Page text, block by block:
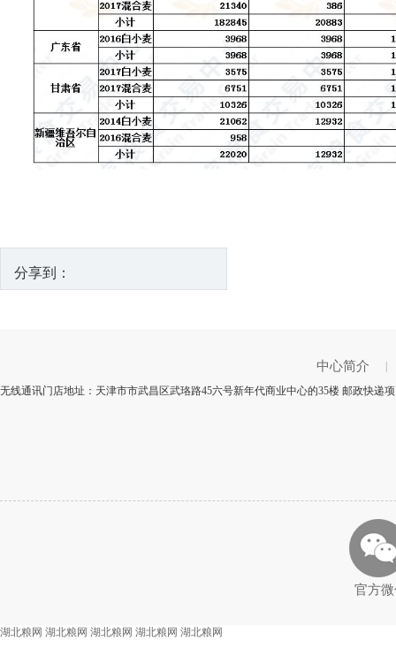
分享到：
中心简介
无线通讯门店地址：天津市市武昌区武珞路45六号新年代商业中心的35楼 邮政快递
官方
湖北粮网 湖北粮网 湖北粮网 湖北粮网 湖北粮网